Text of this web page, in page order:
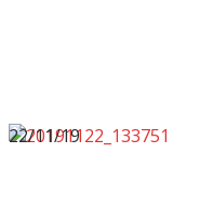
22/11/19